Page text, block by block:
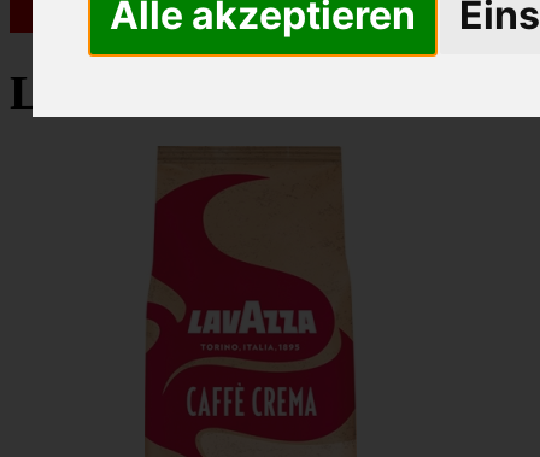
Alle akzeptieren
Lavazza Kaffee